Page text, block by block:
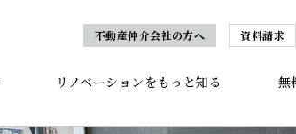
不動産仲介会社の方へ 資料請求
リノベーションをもっと知る 無